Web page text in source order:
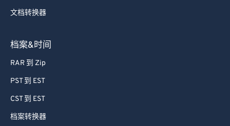
文档转换器
档案&时间
RAR 到 Zip
PST 到 EST
CST 到 EST
档案转换器